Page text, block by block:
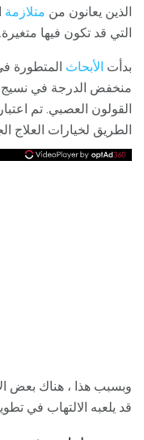
الذين يعانون من متلازمة
التي قد تكون فيها متغيرة.
بدأت الأبحاث المتطورة
منخفض الدرجة في
القولون العصبي. تم
الطريق لخيارات العلاج
وبسبب هذا ، هناك بعض
قد يلعبه الالتهاب في